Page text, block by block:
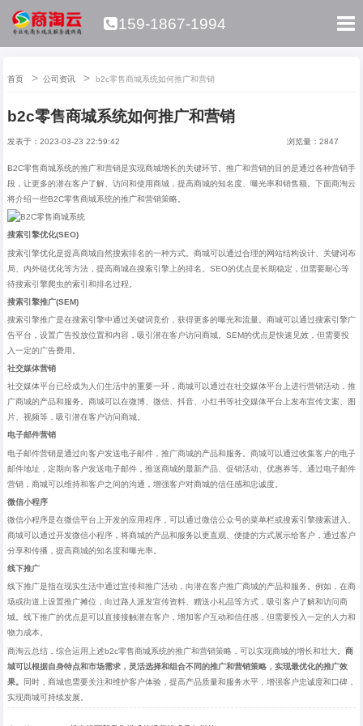
159-1867-1994
首页 公司资讯 b2c零售商城系统如何推广和营销
b2c零售商城系统如何推广和营销
发表于：2023-03-23 22:59:42 浏览量：2847
B2C零售商城系统的推广和营销是实现商城增长的关键环节。推广和营销的目的是通过各种营销手
段，让更多的潜在客户了解、访问和使用商城，提高商城的知名度、曝光率和销售额。下面商淘云
将介绍一些B2C零售商城系统的推广和营销策略。
搜索引擎优化(SEO)
搜索引擎优化是提高商城自然搜索排名的一种方式。商城可以通过合理的网站结构设计、关键词布
局、内外链优化等方法，提高商城在搜索引擎上的排名。 SEO的优点是长期稳定，但需要耐心等
待搜索引擎爬虫的索引和排名过程。
搜索引擎推广(SEM)
搜索引擎推广是在搜索引擎中通过关键词竞价，获得更多的曝光和流量。商城可以通过搜索引擎广
告平台，设置广告投放位置和内容，吸引潜在客户访问商城。 SEM的优点是快速见效，但需要投
入一定的广告费用。
社交媒体营销
社交媒体平台已经成为人们生活中的重要一环，商城可以通过在社交媒体平台上进行营销活动，推
广商城的产品和服务。商城可以在微博、微信、抖音、小红书等社交媒体平台上发布宣传文案、图
片、视频等，吸引潜在客户访问商城。
电子邮件营销
电子邮件营销是通过向客户发送电子邮件，推广商城的产品和服务。商城可以通过收集客户的电子
邮件地址，定期向客户发送电子邮件，推送商城的最新产品、促销活动、优惠券等。通过电子邮件
营销，商城可以维持和客户之间的沟通，增强客户对商城的信任感和忠诚度。
微信小程序
微信小程序是在微信平台上开发的应用程序，可以通过微信公众号的菜单栏或搜索引擎搜索进入。
商城可以通过开发微信小程序，将商城的产品和服务以更直观、便捷的方式展示给客户，通过客户
分享和传播，提高商城的知名度和曝光率。
线下推广
线下推广是指在现实生活中通过宣传和推广活动，向潜在客户推广商城的产品和服务。例如，在商
场或街道上设置推广摊位，向过路人派发宣传资料、赠送小礼品等方式，吸引客户了解和访问商
城。线下推广的优点是可以直接接触潜在客户，增加客户互动和信任感，但需要投入一定的人力和
物力成本。
商淘云总结，综合运用上述b2c零售商城系统的推广和营销策略，可以实现商城的增长和壮大。 商
城可以根据自身特点和市场需求，灵活选择和组合不同的推广和营销策略，实现最优化的推广效
果。
同时，商城也需要关注和维护客户体验，提高产品质量和服务水平，增强客户忠诚度和口碑，
实现商城可持续发展。